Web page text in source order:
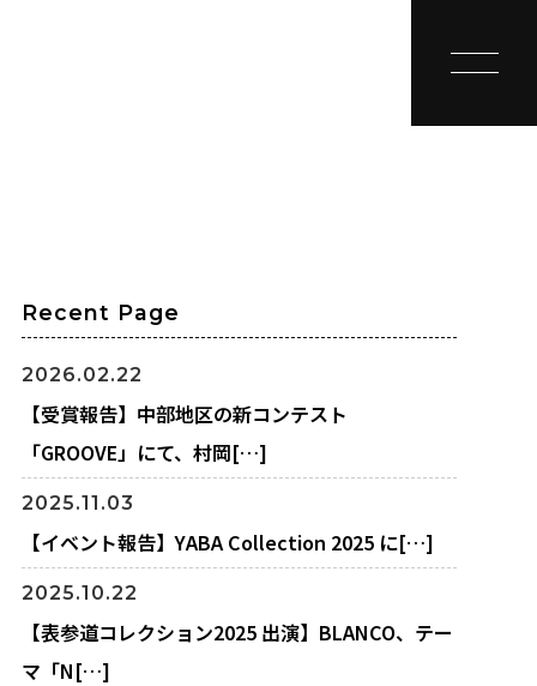
toggle
Recent Page
2026.02.22
【受賞報告】中部地区の新コンテスト
「GROOVE」にて、村岡[…]
2025.11.03
【イベント報告】YABA Collection 2025 に[…]
2025.10.22
【表参道コレクション2025 出演】BLANCO、テー
マ「N[…]